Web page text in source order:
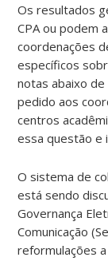
Os resultados
CPA ou podem
coordenações
específicos
notas abaixo
pedido aos
centros
essa questão e
O sistema de
está sendo
Governança
Comunicação
reformulações